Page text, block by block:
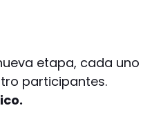
etapa, cada uno
participantes.